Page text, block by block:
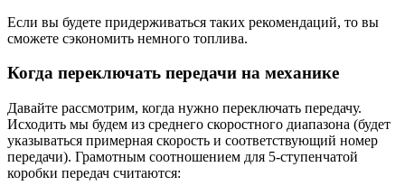
Если вы будете придерживаться таких рекомендаций, то вы
сможете сэкономить немного топлива.
Когда переключать передачи на механике
Давайте рассмотрим, когда нужно переключать передачу.
Исходить мы будем из среднего скоростного диапазона (будет
указываться примерная скорость и соответствующий номер
передачи). Грамотным соотношением для 5-ступенчатой
коробки передач считаются: